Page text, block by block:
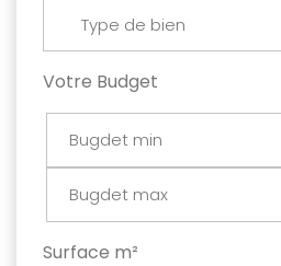
Type de bien
Votre Budget
Surface m²